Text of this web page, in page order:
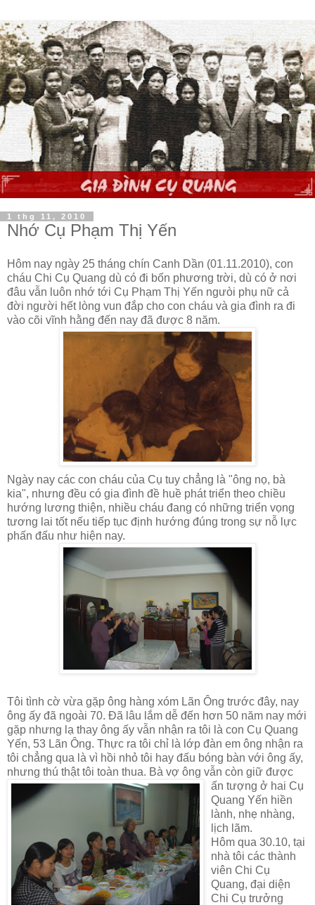
1 thg 11, 2010
Nhớ Cụ Phạm Thị Yến
Hôm nay ngày 25 tháng chín Canh Dần (01.11.2010), con
cháu Chi Cụ Quang dù có đi bốn phương trời, dù có ở nơi
đâu vẫn luôn nhớ tới Cụ Phạm Thị Yến ngưòi phụ nữ cả
đời người hết lòng vun đắp cho con cháu và gia đình ra đi
vào cõi vĩnh hằng đến nay đã được 8 năm.
Ngày nay các con cháu của Cụ tuy chẳng là "ông nọ, bà
kia", nhưng đều có gia đình đề huề phát triển theo chiều
hướng lương thiện, nhiều cháu đang có những triển vọng
tương lai tốt nếu tiếp tục định hướng đúng trong sự nỗ lực
phấn đấu như hiện nay.
Tôi tình cờ vừa gặp ông hàng xóm Lãn Ông trước đây, nay
ông ấy đã ngoài 70. Đã lâu lắm dễ đến hơn 50 năm nay mới
gặp nhưng lạ thay ông ấy vẫn nhận ra tôi là con Cụ Quang
Yến, 53 Lãn Ông. Thực ra tôi chỉ là lớp đàn em ông nhận ra
tôi chẳng qua là vì hồi nhỏ tôi hay đấu bóng bàn với ông ấy,
nhưng thú thật tôi toàn thua. Bà vợ ông vẫn còn giữ được
ấn tượng ở hai Cụ
Quang Yến hiền
lành, nhẹ nhàng,
lịch lãm.
Hôm qua 30.10, tại
nhà tôi các thành
viên Chi Cụ
Quang, đại diện
Chi Cụ trưởng